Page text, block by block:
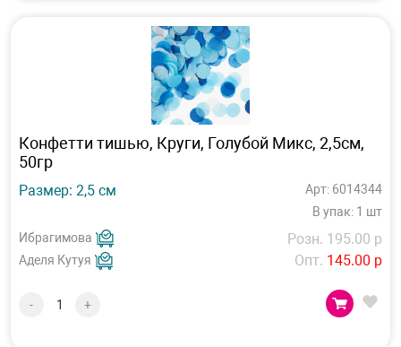
Конфетти тишью, Круги, Голубой Микс, 2,5см,
50гр
Размер: 2,5 см
Арт: 6014344
В упак: 1 шт
Ибрагимова
Аделя Кутуя
Розн. 195.00 р
Опт. 145.00 р
- +